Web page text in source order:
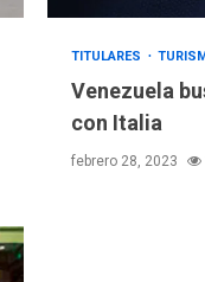
TITULARES
Venezuela
con Italia
febrero 28, 2023